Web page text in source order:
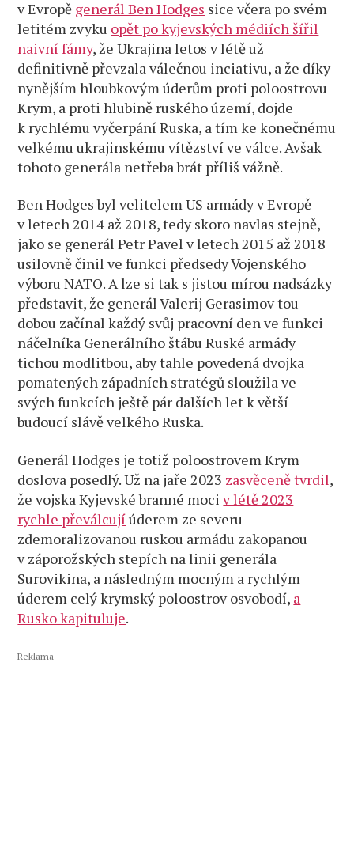
v Evropě generál Ben Hodges sice včera po svém
letitém zvyku opět po kyjevských médiích šířil
naivní fámy, že Ukrajina letos v létě už
definitivně převzala válečnou inciativu, a že díky
nynějším hloubkovým úderům proti poloostrovu
Krym, a proti hlubině ruského území, dojde
k rychlému vyčerpání Ruska, a tím ke konečnému
velkému ukrajinskému vítězství ve válce. Avšak
tohoto generála netřeba brát příliš vážně.
Ben Hodges byl velitelem US armády v Evropě
v letech 2014 až 2018, tedy skoro navlas stejně,
jako se generál Petr Pavel v letech 2015 až 2018
usilovně činil ve funkci předsedy Vojenského
výboru NATO. A lze si tak s jistou mírou nadsázky
představit, že generál Valerij Gerasimov tou
dobou začínal každý svůj pracovní den ve funkci
náčelníka Generálního štábu Ruské armády
tichou modlitbou, aby tahle povedená dvojka
pomatených západních stratégů sloužila ve
svých funkcích ještě pár dalších let k větší
budoucí slávě velkého Ruska.
Generál Hodges je totiž poloostrovem Krym
doslova posedlý. Už na jaře 2023 zasvěceně tvrdil,
že vojska Kyjevské branné mociv létě 2023
rychle převálcujíúderem ze severu
zdemoralizovanou ruskou armádu zakopanou
v záporožských stepích na linii generála
Surovikina, a následným mocným a rychlým
úderem celý krymský poloostrov osvobodí, a
Rusko kapituluje.
Reklama